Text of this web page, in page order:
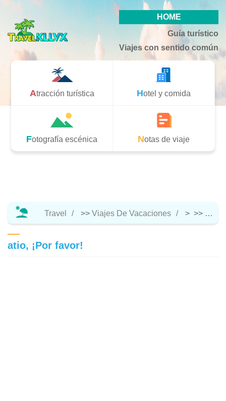
HOME
Guía turístico
Viajes con sentido común
Atracción turística Hotel y comida
Fotografía escénica Notas de viaje
Travel >> Viajes De Vacaciones > >>
atio, ¡Por favor!